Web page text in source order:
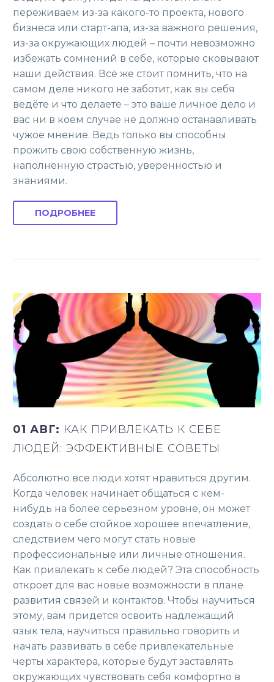
переживаем из-за какого-то проекта, нового
бизнеса или старт-апа, из-за важного решения,
из-за окружающих людей – почти невозможно
избежать сомнений в себе, которые сковывают
наши действия. Всё же стоит помнить, что на
самом деле никого не заботит, как вы себя
ведёте и что делаете – это ваше личное дело и
вас ни в коем случае не должно останавливать
чужое мнение. Ведь только вы способны
прожить свою собственную жизнь,
наполненную страстью, уверенностью и
знаниями.
ПОДРОБНЕЕ
01 АВГ: КАК ПРИВЛЕКАТЬ К СЕБЕ
ЛЮДЕЙ: ЭФФЕКТИВНЫЕ СОВЕТЫ
Абсолютно все люди хотят нравиться другим.
Когда человек начинает общаться с кем-
нибудь на более серьезном уровне, он может
создать о себе стойкое хорошее впечатление,
следствием чего могут стать новые
профессиональные или личные отношения.
Как привлекать к себе людей? Эта способность
откроет для вас новые возможности в плане
развития связей и контактов. Чтобы научиться
этому, вам придется освоить надлежащий
язык тела, научиться правильно говорить и
начать развивать в себе привлекательные
черты характера, которые будут заставлять
окружающих чувствовать себя комфортно в